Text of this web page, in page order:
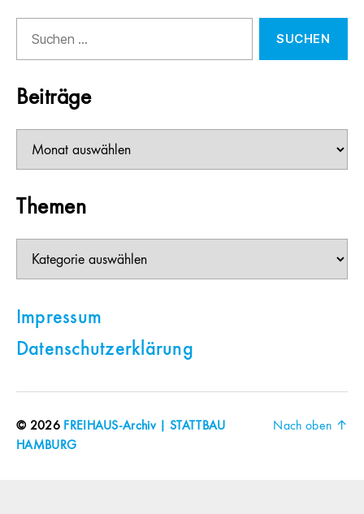
nach:
Beiträge
Themen
Impressum
Datenschutzerklärung
© 2026 FREIHAUS-Archiv | STATTBAU
HAMBURG
Nach oben ↑